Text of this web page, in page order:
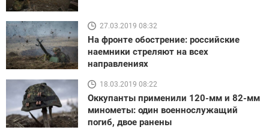
27.03.2019 08:32
На фронте обострение: российские
наемники стреляют на всех
направлениях
18.03.2019 08:22
Оккупанты применили 120-мм и 82-мм
минометы: один военнослужащий
погиб, двое ранены